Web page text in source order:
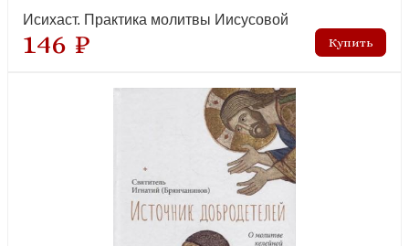
Батюшка на проводе. Беседы о традициях и современности
Исихаст. Практика молитвы Иисусовой
146 ₽